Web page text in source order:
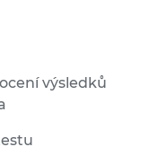
výsledků